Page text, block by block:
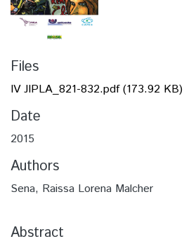
Files
IV JIPLA_821-832.pdf(173.92 KB)
Date
2015
Authors
Sena, Raissa Lorena Malcher
Abstract